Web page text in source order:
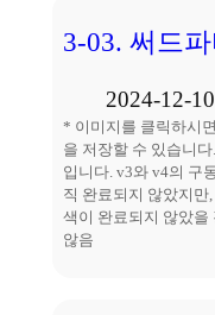
3-03. 써드
2024-12-10
* 이미지를 클릭하시
을 저장할 수 있습니
입니다. v3와 v4의 구
직 완료되지 않았지만
색이 완료되지 않았을
않음